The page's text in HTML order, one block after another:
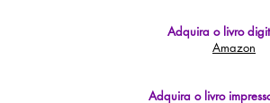
Adquira o livro
Amazon
Adquira o livro